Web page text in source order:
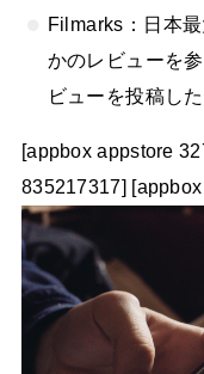
Filmarks：日本
かのレビューを
ビューを投稿し
[appbox appstore
835217317]